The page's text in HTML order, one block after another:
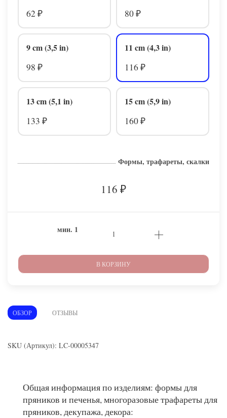
62 ₽
80 ₽
9 cm (3,5 in)
98 ₽
11 cm (4,3 in)
116 ₽
13 cm (5,1 in)
133 ₽
15 cm (5,9 in)
160 ₽
Формы, трафареты, скалки
116 ₽
мин. 1
В КОРЗИНУ
ОБЗОР ОТЗЫВЫ
SKU (Артикул): LC-00005347
Общая информация по изделиям: формы для
пряников и печенья, многоразовые трафареты для
пряников, декупажа, декора: